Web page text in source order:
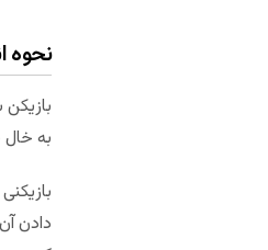
نحوه
به
دادن